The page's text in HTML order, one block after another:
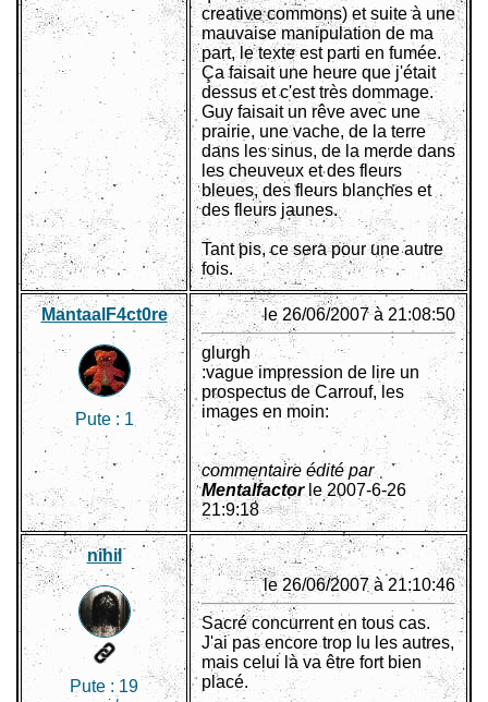
creative commons) et suite à une
mauvaise manipulation de ma
part, le texte est parti en fumée.
Ça faisait une heure que j'était
dessus et c'est très dommage.
Guy faisait un rêve avec une
prairie, une vache, de la terre
dans les sinus, de la merde dans
les cheuveux et des fleurs
bleues, des fleurs blanches et
des fleurs jaunes.
Tant pis, ce sera pour une autre
fois.
MantaalF4ct0re
Pute : 1
le 26/06/2007 à 21:08:50
glurgh
:vague impression de lire un
prospectus de Carrouf, les
images en moin:
commentaire édité par
Mentalfactorle 2007-6-26
21:9:18
nihil
Pute : 19
le 26/06/2007 à 21:10:46
Sacré concurrent en tous cas.
J'ai pas encore trop lu les autres,
mais celui là va être fort bien
placé.